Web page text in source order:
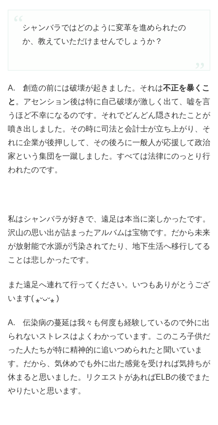
シャンバラではどのように変革を進められたの
か、教えていただけませんでしょうか？
A. 創造の前には破壊が起きました。それは不正を暴くこ
と。アセンション後は特に自己破壊が激しく出て、嘘を言
うほど不幸になるのです。それでどんどん隠されたことが
噴き出しました。その時に司法と会計士が立ち上がり、そ
れに企業が後押しして、その後ろに一般人が応援して政治
家という集団を一蹴しました。すべては法律にのっとり行
われたのです。
私はシャンバラが好きで、遠足は本当に楽しかったです。
沢山の思い出が詰まったアルバムは宝物です。だから未来
が放射能で水源が汚染されてたり、地下生活へ移行してる
ことは悲しかったです。
また遠足へ連れて行ってください。いつもありがとうござ
います( ⁎ᵕᴗᵕ⁎ )
A. 伝染病の蔓延は我々も何度も経験しているので外に出
られないストレスはよくわかっています。このころ子供だ
った人たちが特に精神的に追いつめられたと聞いていま
す。だから、気休めでも外に出た感覚を受ければ気持ちが
休まると思いました。リクエストがあればELBの後でまた
やりたいと思います。